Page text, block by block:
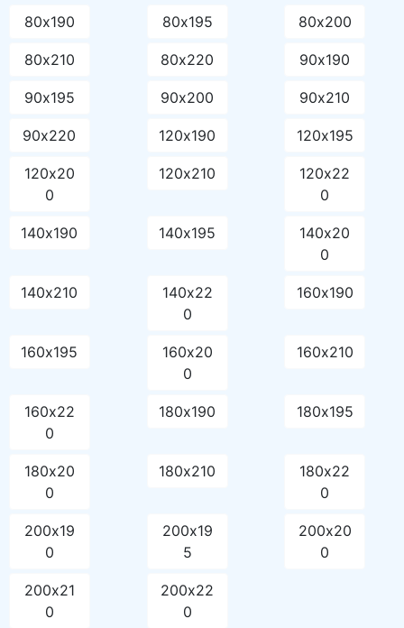
80х190 80х195 80х200
80х210 80х220 90х190
90х195 90х200 90х210
90х220 120х190 120х195
120х20
0
120х210
120х22
0
140х190 140х195
140х20
0
140х210
140х22
0
160х190
160х195
160х20
0
160х210
160х22
0
180х190 180х195
180х20
0
180х210
180х22
0
200х19
0
200х19
5
200х20
0
200х21
0
200х22
0